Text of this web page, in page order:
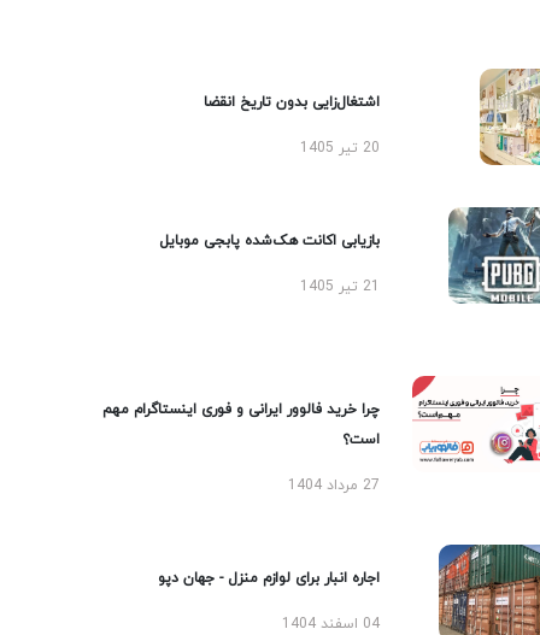
اشتغال‌زایی بدون تاریخ انقضا
20 تیر 1405
بازیابی اکانت هک‌شده پابجی موبایل
چرا خرید فالوور ایرانی و فوری اینستاگرام مهم
است؟
27 مرداد 1404
اجاره انبار برای لوازم منزل - جهان دپو
04 اسفند 1404